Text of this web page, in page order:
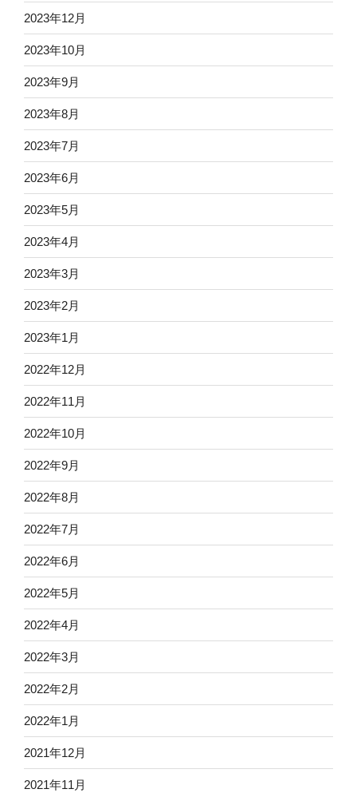
2023年12月
2023年10月
2023年9月
2023年8月
2023年7月
2023年6月
2023年5月
2023年4月
2023年3月
2023年2月
2023年1月
2022年12月
2022年11月
2022年10月
2022年9月
2022年8月
2022年7月
2022年6月
2022年5月
2022年4月
2022年3月
2022年2月
2022年1月
2021年12月
2021年11月